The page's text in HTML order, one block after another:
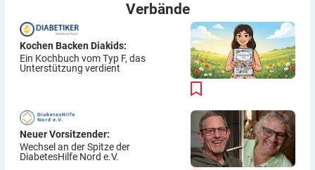
Verbände
Kochen Backen Diakids:
Ein Kochbuch vom Typ F, das
Unterstützung verdient
Neuer Vorsitzender:
Wechsel an der Spitze der
DiabetesHilfe Nord e.V.